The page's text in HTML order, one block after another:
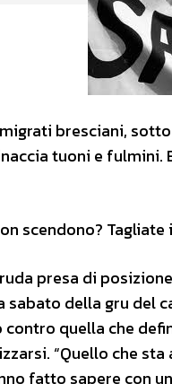
bresciani,
tuoni e
scendono? Tagliate
presa di
sabato della gru del
quella che
“Quello che
fatto sapere con